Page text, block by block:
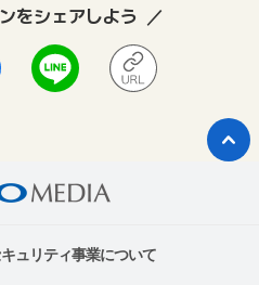
をシェアしよう
ュリティ事業について